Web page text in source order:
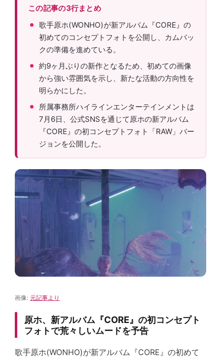
この記事の3行まとめ
歌手原ホ(WONHO)が新アルバム『CORE』の
初めてのコンセプトフォトを公開し、カムバッ
クの準備を進めている。
約9ヶ月ぶりの新作となるため、初めての画像
から強い雰囲気を示し、新たな活動の方向性を
明らかにした。
所属事務所ハイラインエンターテインメントは
7月6日、公式SNSを通じて原ホの新アルバム
『CORE』の初コンセプトフォト「RAW」バー
ジョンを公開した。
画像: 元記事より
原ホ、新アルバム『CORE』の初コンセプト
フォトで荒々しいムードを予告
歌手原ホ(WONHO)が新アルバム『CORE』の初めて